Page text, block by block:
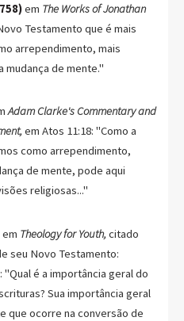
em The Works of Jonathan
Testamento que é mais
arrependimento, mais
mudança de mente."
Adam Clarke's Commentary and
em Atos 11:18: "Como a
como arrependimento,
de mente, pode aqui
religiosas..."
em Theology for Youth, citado
seu Novo Testamento:
é a importância geral do
Sua importância geral
que ocorre na conversão de